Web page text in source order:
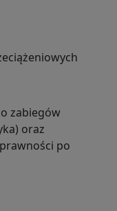
zabiegów
oraz
po